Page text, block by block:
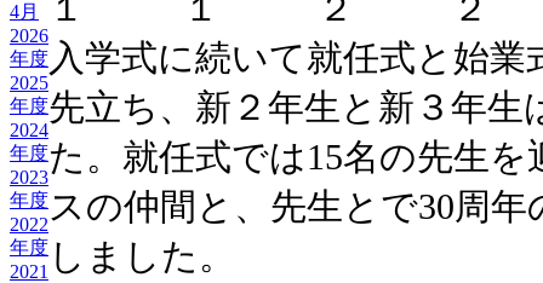
4月
2026
年度
2025
年度
2024
年度
2023
年度
2022
年度
2021
入学式に続いて就任式と始
先立ち、新２年生と新３年
た。就任式では15名の先生
スの仲間と、先生とで30周
しました。